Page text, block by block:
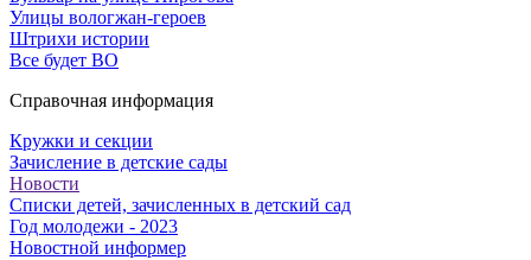
Улицы вологжан-героев
Штрихи истории
Все будет ВО
Справочная информация
Кружки и секции
Зачисление в детские сады
Новости
Списки детей, зачисленных в детский сад
Год молодежи - 2023
Новостной информер